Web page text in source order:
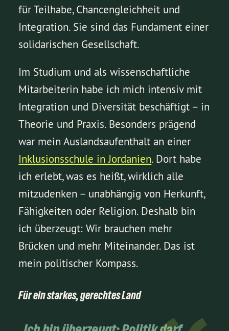
für Teilhabe, Chancengleichheit und
Integration. Sie sind das Fundament einer
solidarischen Gesellschaft.
Im Studium und als wissenschaftliche
Mitarbeiterin habe ich mich intensiv mit
Integration und Diversität beschäftigt – in
Theorie und Praxis. Besonders prägend
war mein Auslandsaufenthalt an einer
Inklusionsschule in Jordanien. Dort habe
ich erlebt, was es heißt, wirklich alle
mitzudenken – unabhängig von Herkunft,
Fähigkeiten oder Religion. Deshalb bin
ich überzeugt: Wir brauchen mehr
Brücken und mehr Miteinander. Das ist
mein politischer Kompass.
Für ein starkes, gerechtes Land